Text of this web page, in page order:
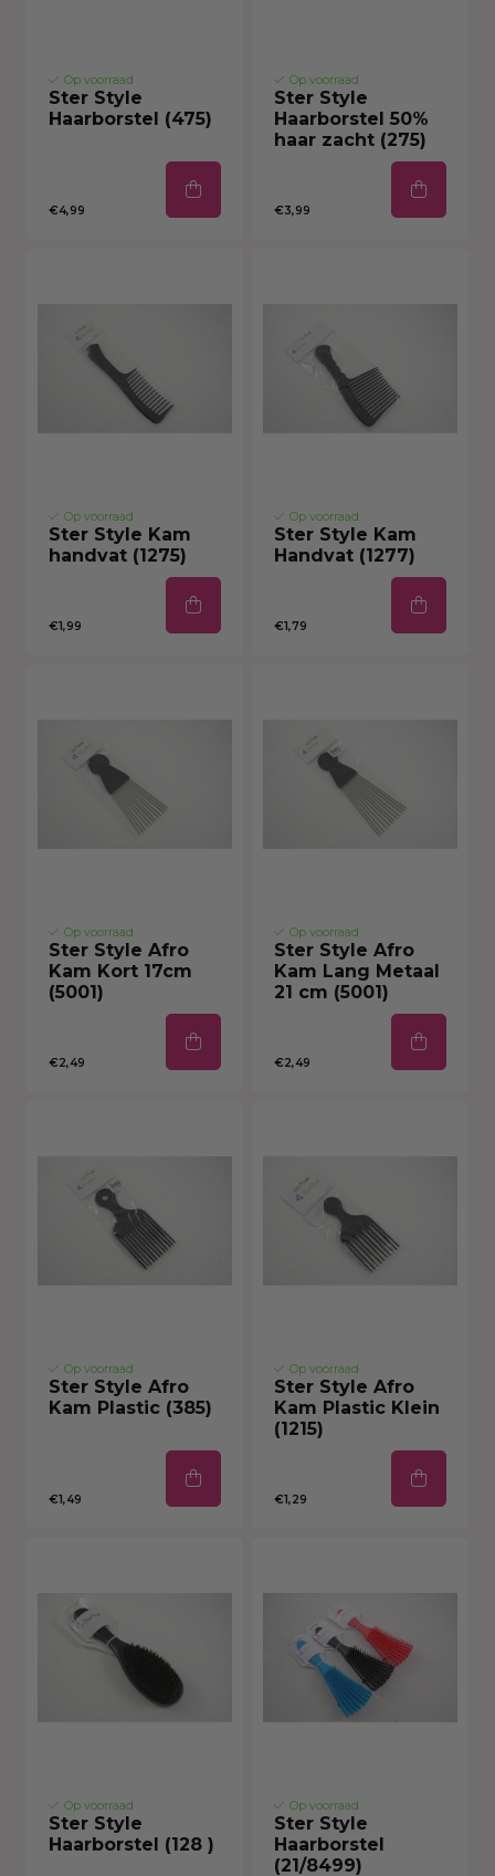
Op voorraad
Ster Style
Haarborstel (475)
€4,99
Op voorraad
Ster Style
Haarborstel 50%
haar zacht (275)
€3,99
Op voorraad
Ster Style Kam
handvat (1275)
€1,99
Op voorraad
Ster Style Kam
Handvat (1277)
€1,79
Op voorraad
Ster Style Afro
Kam Kort 17cm
(5001)
€2,49
Op voorraad
Ster Style Afro
Kam Lang Metaal
21 cm (5001)
€2,49
Op voorraad
Ster Style Afro
Kam Plastic (385)
€1,49
Op voorraad
Ster Style Afro
Kam Plastic Klein
(1215)
€1,29
Op voorraad
Ster Style
Haarborstel (128 )
Op voorraad
Ster Style
Haarborstel
(21/8499)